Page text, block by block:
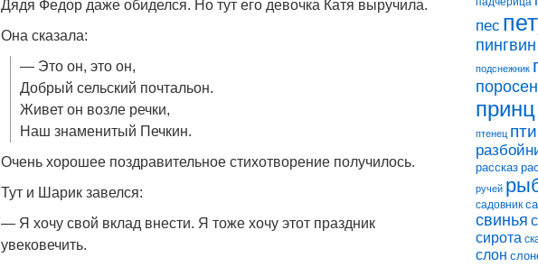
Дядя Федор даже обиделся. Но тут его девочка Катя выручила.
Она сказала:
— Это он, это он,
Добрый сельский почтальон.
Живет он возле речки,
Наш знаменитый Печкин.
Очень хорошее поздравительное стихотворение получилось.
Тут и Шарик завелся:
— Я хочу свой вклад внести. Я тоже хочу этот праздник
увековечить.
пес
пингвин
подснежник
принц
птенец
рассказ
ручей
садовник
свинья
сирота
слон